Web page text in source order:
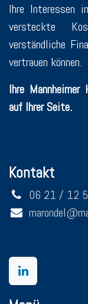
Ihre Interessen
versteckte
verständliche
vertrauen können.
Ihre
auf Ihrer Seite.
Kontakt
06 21 / 12